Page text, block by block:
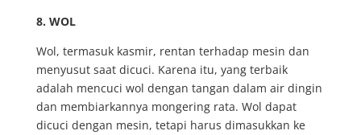
8. WOL
Wol, termasuk kasmir, rentan terhadap mesin dan
menyusut saat dicuci. Karena itu, yang terbaik
adalah mencuci wol dengan tangan dalam air dingin
dan membiarkannya mongering rata. Wol dapat
dicuci dengan mesin, tetapi harus dimasukkan ke